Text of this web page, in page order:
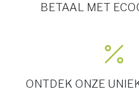
BETAAL MET
ONTDEK ONZE